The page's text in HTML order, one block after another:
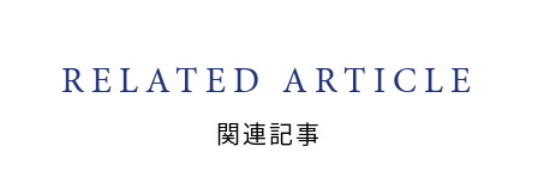
RELATED ARTICLE
関連記事